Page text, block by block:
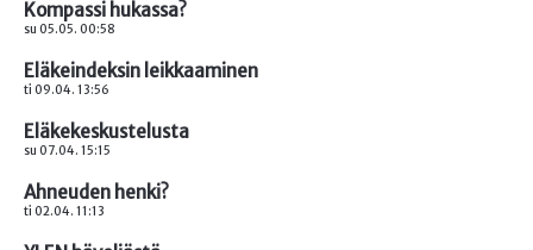
Kompassi hukassa?
su 05.05. 00:58
Eläkeindeksin leikkaaminen
ti 09.04. 13:56
Eläkekeskustelusta
su 07.04. 15:15
Ahneuden henki?
ti 02.04. 11:13